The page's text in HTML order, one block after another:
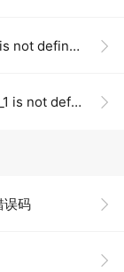
defined？
defined？
误码